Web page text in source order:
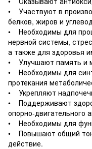
• Участвуют в
белков, жиров и
• Необходимы для
нервной системы,
а также для здоровья
• Улучшают память и
• Необходимы для
протекания
• Укрепляют
• Поддерживают
опорно-двигательного
• Необходимы для
• Повышают общий
действие.